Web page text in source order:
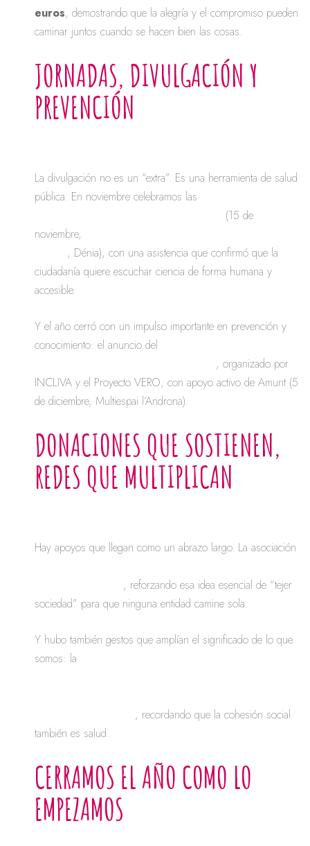
euros, demostrando que la alegría y el compromiso pueden
caminar juntos cuando se hacen bien las cosas.
JORNADAS, DIVULGACIÓN Y
PREVENCIÓN
La divulgación no es un “extra”. Es una herramienta de salud
pública. En noviembre celebramos las
(15 de
noviembre,
, Dénia), con una asistencia que confirmó que la
ciudadanía quiere escuchar ciencia de forma humana y
accesible.
Y el año cerró con un impulso importante en prevención y
conocimiento: el anuncio del
, organizado por
INCLIVA y el Proyecto VERO, con apoyo activo de Amunt (5
de diciembre, Multiespai l’Androna).
DONACIONES QUE SOSTIENEN,
REDES QUE MULTIPLICAN
Hay apoyos que llegan como un abrazo largo. La asociación
, reforzando esa idea esencial de “tejer
sociedad” para que ninguna entidad camine sola.
Y hubo también gestos que amplían el significado de lo que
somos: la
, recordando que la cohesión social
también es salud.
CERRAMOS EL AÑO COMO LO
EMPEZAMOS